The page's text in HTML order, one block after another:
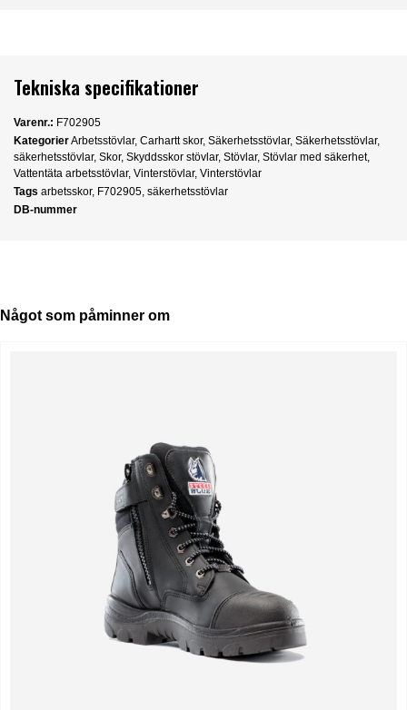
Tekniska specifikationer
Varenr.: F702905
KategorierArbetsstövlar, Carhartt skor, Säkerhetsstövlar, Säkerhetsstövlar,
säkerhetsstövlar, Skor, Skyddsskor stövlar, Stövlar, Stövlar med säkerhet,
Vattentäta arbetsstövlar, Vinterstövlar, Vinterstövlar
Tags arbetsskor, F702905 säkerhetsstövlar
DB-nummer
Något som påminner om